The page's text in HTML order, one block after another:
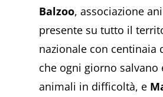
Balzoo, associazione
presente su tutto il
nazionale con centinaia
che ogni giorno salvano
animali in difficoltà, e